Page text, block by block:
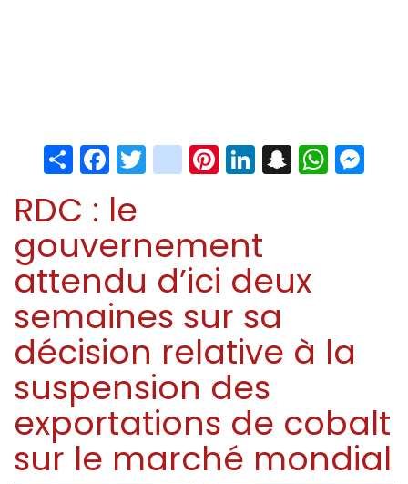
ShareFacebook
Twitter
instagram
Pinterest
LinkedIn
Snapchat
RDC : le
gouvernement
attendu d’ici deux
semaines sur sa
décision relative à la
suspension des
exportations de cobalt
sur le marché mondial